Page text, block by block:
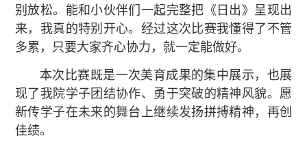
别放松。能和小伙伴们一起完整把《日出》呈现出
来，我真的特别开心。经过这次比赛我懂得了不管
多累，只要大家齐心协力，就一定能做好。
本次比赛既是一次美育成果的集中展示，也展
现了我院学子团结协作、勇于突破的精神风貌。愿
新传学子在未来的舞台上继续发扬拼搏精神，再创
佳绩。